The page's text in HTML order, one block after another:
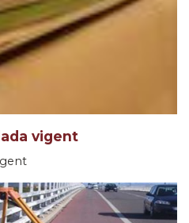
vigent